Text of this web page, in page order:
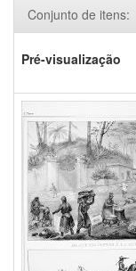
Conjunto de itens:
Pré-visualização